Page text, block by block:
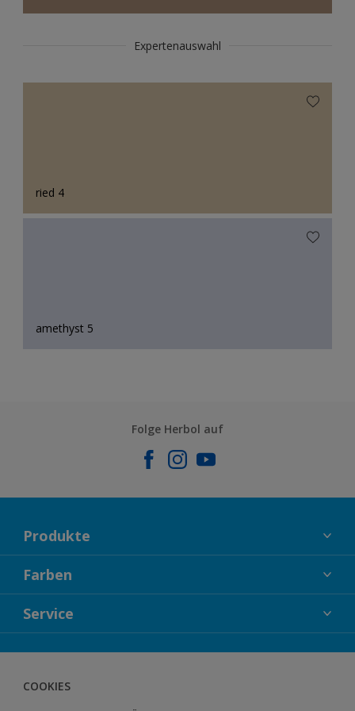
Expertenauswahl
ried 4
amethyst 5
Folge Herbol auf
Produkte
FASSADENFARBEN
INNENFARBEN
LACKE
BODENSYSTEM
Farben
KOLLEKTIONEN
FARBTRENDS
FARBBERATUNG
Service
HERBOL WERBEMITTELSHOP
COOKIES